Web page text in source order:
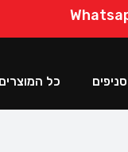
סניפים כל